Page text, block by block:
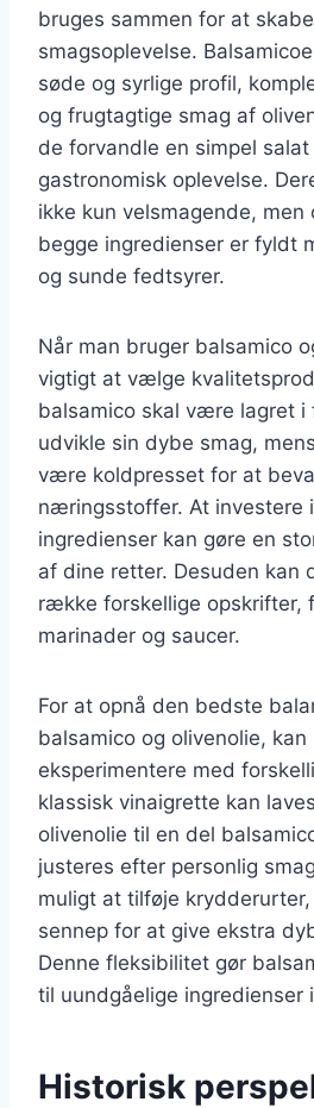
bruges sammen for at
smagsoplevelse.
søde og syrlige profil,
og frugtagtige smag af
de forvandle en simpel
gastronomisk oplevelse.
ikke kun velsmagende, men
begge ingredienser er fyldt
og sunde fedtsyrer.
Når man bruger balsamico
vigtigt at vælge
balsamico skal være lagret i
udvikle sin dybe smag,
være koldpresset for at
næringsstoffer. At investere
ingredienser kan gøre en
af dine retter. Desuden kan
række forskellige opskrifter,
marinader og saucer.
For at opnå den bedste
balsamico og olivenolie, kan
eksperimentere med
klassisk vinaigrette kan
olivenolie til en del
justeres efter personlig
muligt at tilføje
sennep for at give ekstra
Denne fleksibilitet gør
til uundgåelige ingredienser
Historisk